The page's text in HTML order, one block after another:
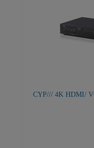
CYP/// 4K HDMI/